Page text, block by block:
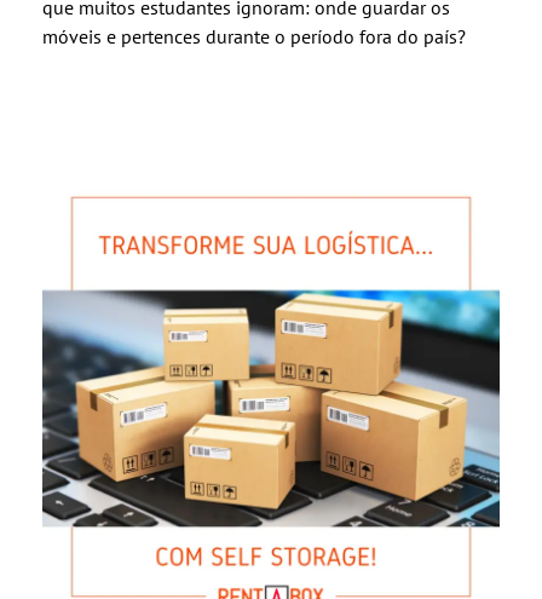
que muitos estudantes ignoram: onde guardar os
móveis e pertences durante o período fora do país?